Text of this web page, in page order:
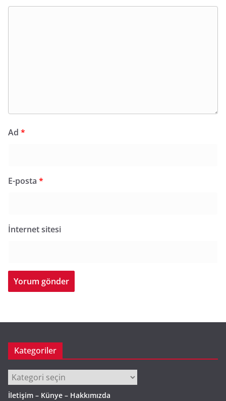
Ad *
E-posta *
İnternet sitesi
Kategoriler
Kategoriler
İletişim – Künye – Hakkımızda